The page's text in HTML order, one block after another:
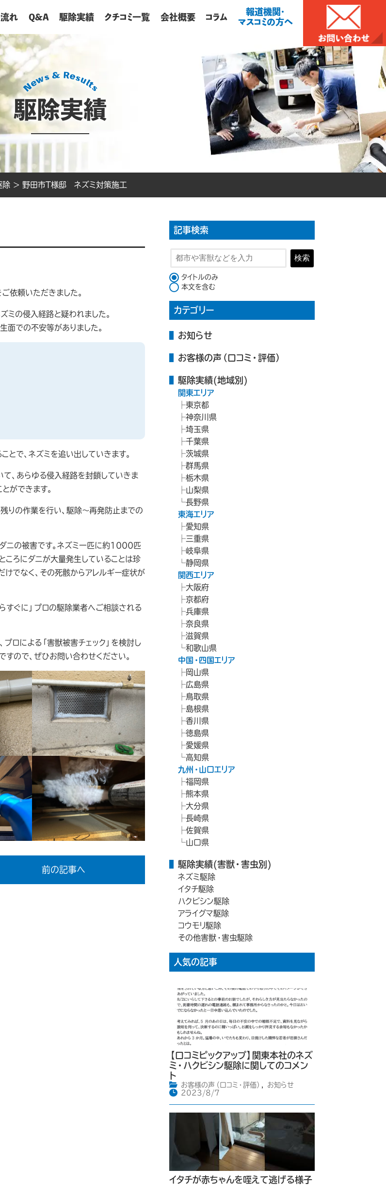
れ Q&A 駆除実績 クチコミ一覧 会社概要 コラム
報道機関・
マスコミの方へ
駆除実績
除 > 野田市T様邸 ネズミ対策施工
依頼いただきました。
ミの侵入経路と疑われました。
面での不安等がありました。
とで、ネズミを追い出していきます。
て、あらゆる侵入経路を封鎖していきま
ができます。
りの作業を行い、駆除～再発防止までの
ニの被害です。ネズミ一匹に約1000匹
ころにダニが大量発生していることは珍
けでなく、その死骸からアレルギー症状が
すぐに」プロの駆除業者へご相談される
ロによる「害獣被害チェック」を検討し
すので、ぜひお問い合わせください。
前の記事へ
記事検索
検索
検索対象
タイトルのみ
本文を含む
カテゴリー
お知らせ
お客様の声（口コミ・評価）
駆除実績(地域別)
関東エリア
東京都
神奈川県
埼玉県
千葉県
茨城県
群馬県
栃木県
山梨県
長野県
東海エリア
愛知県
三重県
岐阜県
静岡県
関西エリア
大阪府
京都府
兵庫県
奈良県
滋賀県
和歌山県
中国・四国エリア
岡山県
広島県
鳥取県
島根県
香川県
徳島県
愛媛県
高知県
九州・山口エリア
福岡県
熊本県
大分県
長崎県
佐賀県
山口県
駆除実績(害獣・害虫別)
ネズミ駆除
イタチ駆除
ハクビシン駆除
アライグマ駆除
コウモリ駆除
その他害獣・害虫駆除
人気の記事
【口コミピックアップ】関東本社のネズ
ミ・ハクビシン駆除に関してのコメン
ト
お客様の声（口コミ・評価）
お知らせ
2023/8/7
イタチが赤ちゃんを咥えて逃げる様子